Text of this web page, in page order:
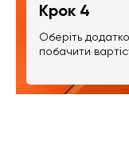
Крок 4
Оберіть
побачити